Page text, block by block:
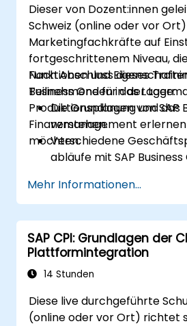
Dieser von Dozent:innen
Schweiz (online oder vor
Marketingfachkräfte auf
fortgeschrittenem Niveau,
Funktionen und
Business One für das
Produktionsplanung und das
Finanzmanagement
möchten.
Nach Abschluss dieses
Teilnehmenden in der Lage:
Die Grundlagen von SAP
verstehen.
Verschiedene
abläufe mit SAP Business
SAP Business One zur
Berichten und zur
Datenanalysen zu
SAP Business One
andere Systeme zu
Mehr Informationen...
SAP CPI: Grundlagen der
Plattformintegration
14 Stunden
Diese live durchgeführte
(online oder vor Ort) richtet